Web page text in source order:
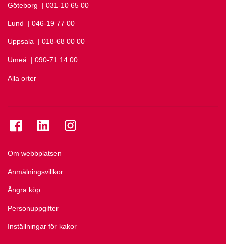
Göteborg Ring Göteborg på
| 031-10 65 00
Lund Ring Lund på
| 046-19 77 00
Uppsala Ring Uppsala på
| 018-68 00 00
Umeå Ring Umeå på
| 090-71 14 00
Alla orter
Om webbplatsen
Anmälningsvillkor
Ångra köp
Personuppgifter
Inställningar för kakor
Se folkuniversitetet på Facebook
Se folkuniversitetet på LinkedIn